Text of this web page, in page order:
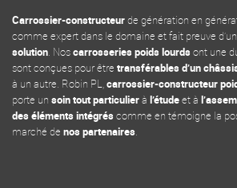
Carrossier-constructeurde génération en
comme expert dans le domaine et fait preuve
solution . Noscarrosseries poids lourdsont une
sont conçues pour être transférables d’un
à un autre. Robin PL, carrossier-constructeur
porte un soin tout particulierà l’étudeet à
des éléments intégréscomme en témoigne la
marché de nos partenaires